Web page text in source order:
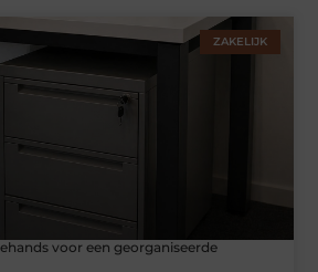
ZAKELIJK
voor een georganiseerde